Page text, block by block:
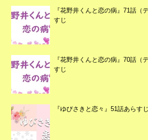
『花野井くんと恋の病』71話（
すじ
『花野井くんと恋の病』70話（
すじ
『ゆびさきと恋々』51話あらす